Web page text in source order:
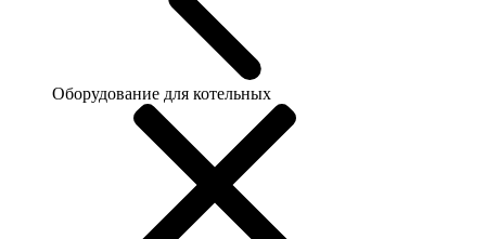
Оборудование для котельных